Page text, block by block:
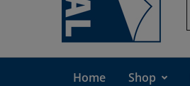
Home Shop